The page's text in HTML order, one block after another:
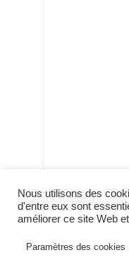
Nous utilisons des
d'entre eux sont
améliorer ce site Web
Paramètres des cookies